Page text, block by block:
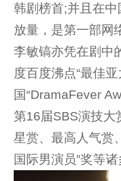
韩剧榜首;并且在
放量，是第一部网
李敏镐亦凭在剧中
度百度沸点“最佳
国“DramaFever
第16届SBS演技大
星赏、最高人气赏
国际男演员”奖等诸